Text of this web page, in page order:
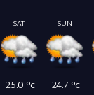
SAT
25.0 °c
SUN
24.7 °c